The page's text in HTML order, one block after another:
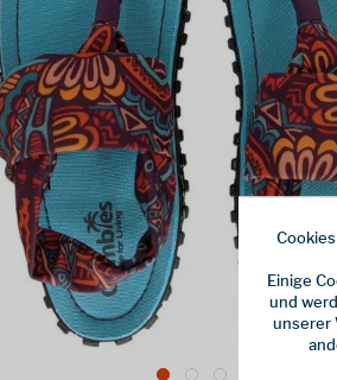
Einige
und
unserer